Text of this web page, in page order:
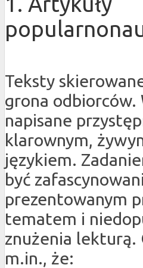
Teksty
grona odbiorców.
napisane
klarownym,
językiem.
być
prezentowanym
tematem i
znużenia lekturą.
m.in., że: